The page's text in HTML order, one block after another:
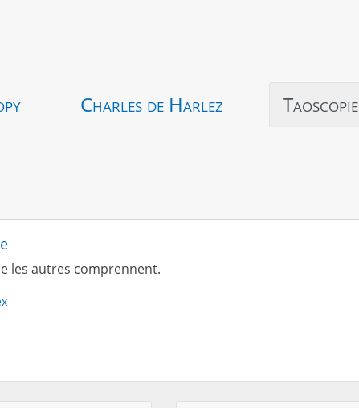
Charles de Harlez Taoscopie
les autres comprennent.